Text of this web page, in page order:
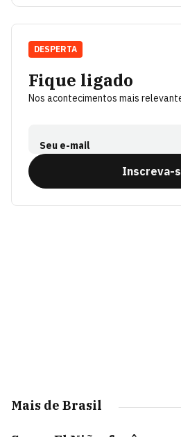
Fique ligado
Nos acontecimentos mais
Seu e-mail
Inscreva-
DESPERTA
Mais de Brasil